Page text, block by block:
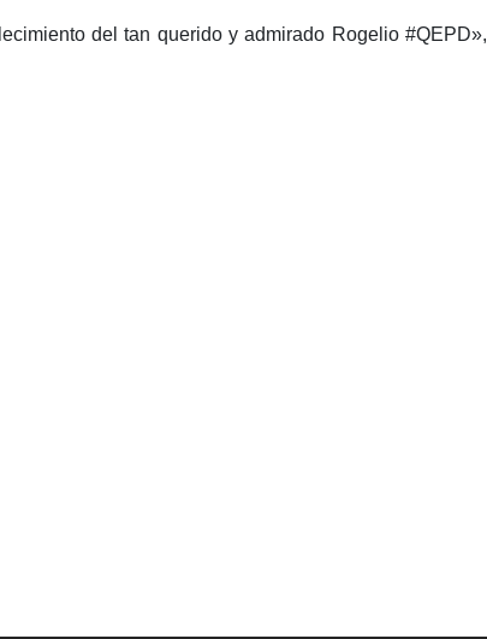
del tan querido y admirado Rogelio #QEPD»,